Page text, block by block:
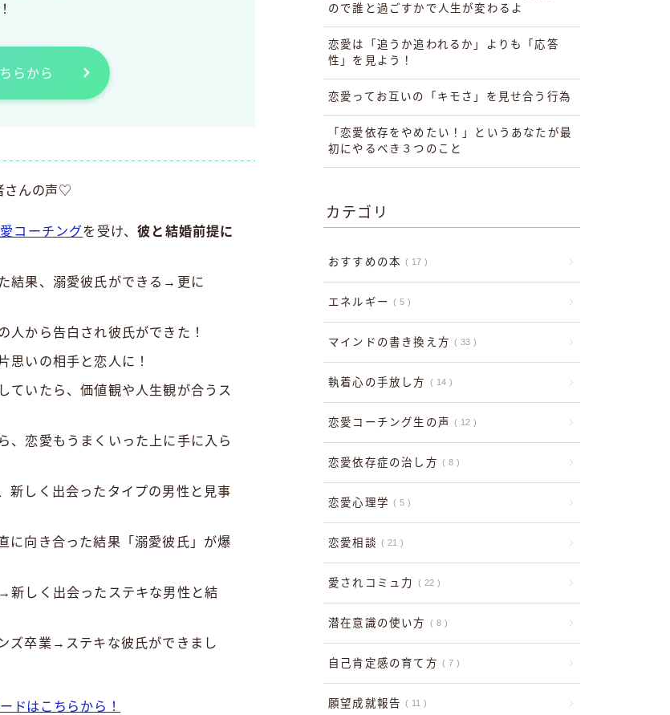
らから
さんの声♡
コーチングを受け、彼と結婚前提に
結果、溺愛彼氏ができる→更に
から告白され彼氏ができた！
思いの相手と恋人に！
ていたら、価値観や人生観が合うス
、恋愛もうまくいった上に手に入ら
新しく出会ったタイプの男性と見事
に向き合った結果「溺愛彼氏」が爆
新しく出会ったステキな男性と結
ズ卒業→ステキな彼氏ができまし
ドはこちらから！
ので誰と過ごすかで人生が変わるよ
恋愛は「追うか追われるか」よりも「応答
性」を見よう！
恋愛ってお互いの「キモさ」を見せ合う行為
「恋愛依存をやめたい！」というあなたが最
初にやるべき３つのこと
カテゴリ
おすすめの本 17
エネルギー 5
マインドの書き換え方 33
執着心の手放し方 14
恋愛コーチング生の声 12
恋愛依存症の治し方 8
恋愛心理学 5
恋愛相談 21
愛されコミュ力 22
潜在意識の使い方 8
自己肯定感の育て方 7
願望成就報告 11